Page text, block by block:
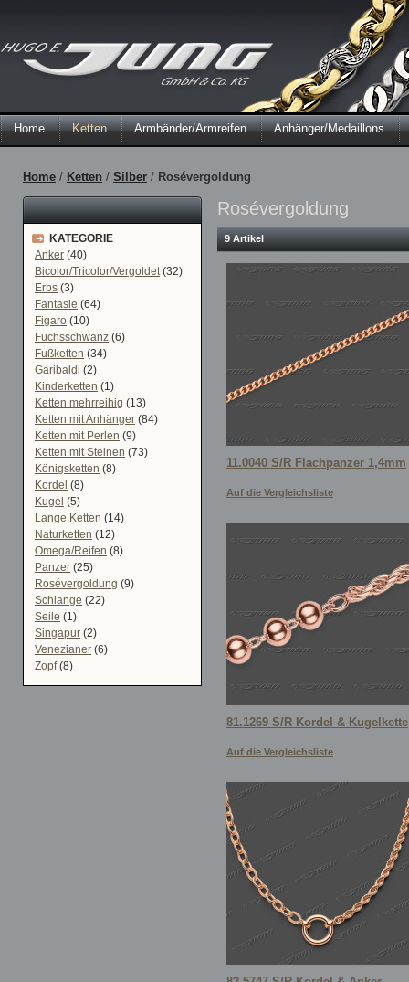
Home Ketten Armbänder/Armreifen Anhänger/Medaillons
Home / Ketten / Silber / Rosévergoldung
Rosévergoldung
9 Artikel
11.0040 S/R Flachpanzer 1,4mm
Auf die Vergleichsliste
81.1269 S/R Kordel & Kugelkette
Auf die Vergleichsliste
KATEGORIE
Anker (40)
Bicolor/Tricolor/Vergoldet(32)
Erbs (3)
Fantasie (64)
Figaro (10)
Fuchsschwanz (6)
Fußketten (34)
Garibaldi (2)
Kinderketten (1)
Ketten mehrreihig (13)
Ketten mit Anhänger (84)
Ketten mit Perlen (9)
Ketten mit Steinen (73)
Königsketten (8)
Kordel (8)
Kugel (5)
Lange Ketten (14)
Naturketten (12)
Omega/Reifen (8)
Panzer (25)
Rosévergoldung (9)
Schlange (22)
Seile (1)
Singapur (2)
Venezianer (6)
Zopf(8)